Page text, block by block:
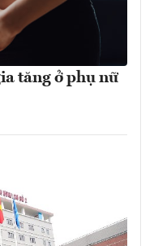
tăng ở phụ nữ